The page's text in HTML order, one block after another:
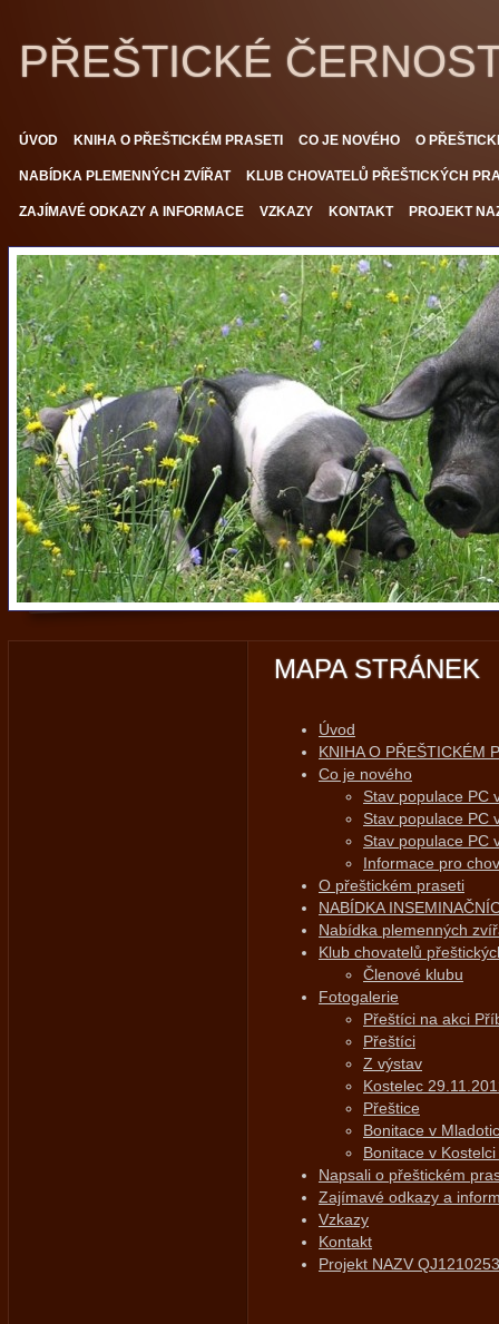
PŘEŠTICKÉ
ÚVOD KNIHA O PŘEŠTICKÉM PRASETI CO JE NOVÉHO O
NABÍDKA PLEMENNÝCH ZVÍŘAT KLUB CHOVATELŮ PŘEŠTICKÝCH
ZAJÍMAVÉ ODKAZY A INFORMACE VZKAZY KONTAKT PROJEKT
MAPA STRÁNEK
Úvod
KNIHA O PŘEŠTICKÉM
Co je nového
Stav populace PC
Stav populace PC
Stav populace PC
Informace pro
O přeštickém praseti
NABÍDKA
Nabídka plemenných
Klub chovatelů
Členové klubu
Fotogalerie
Přeštíci na akci
Přeštíci
Z výstav
Kostelec
Přeštice
Bonitace v
Bonitace v
Napsali o přeštickém
Zajímavé odkazy a
Vzkazy
Kontakt
Projekt NAZV QJ1210253